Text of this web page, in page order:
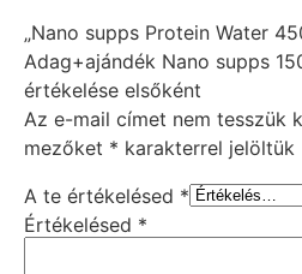
„Nano supps Protein Water
Adag+ajándék Nano supps
értékelése elsőként
Az e-mail címet nem tesszük
mezőket * karakterrel jelöltük
A te értékelésed *
Értékelésed *